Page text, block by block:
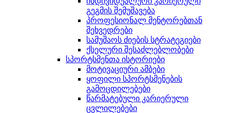
გეგმის შემუშავება
პროფესიონალ მენტორებთან
შეხვედრები
სამუშაოს ძიების სტრატეგიები
ქსელური შესაძლებლობები
სპორტსმენთა ისტორიები
მოტივაციური ამბები
ყოფილი სპორტსმენების
გამოცდილებები
წარმატებული კარიერული
ცვლილებები